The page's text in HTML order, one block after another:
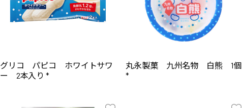
グリコ パピコ ホワイトサワ
ー 2本入り *
丸永製菓 九州名物 白熊 1個
*